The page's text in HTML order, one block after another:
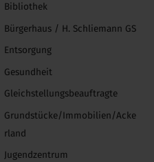
Bibliothek
Bürgerhaus / H. Schliemann GS
Entsorgung
Gesundheit
Gleichstellungsbeauftragte
Grundstücke/Immobilien/Acke
rland
Jugendzentrum